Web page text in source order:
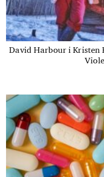
David Harbour i Kristen